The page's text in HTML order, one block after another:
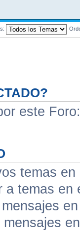
este
temas
a temas en
mensajes